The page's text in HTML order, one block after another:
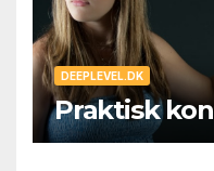
DEEPLEVEL.DK
Praktisk